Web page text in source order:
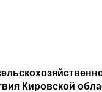
Кировской